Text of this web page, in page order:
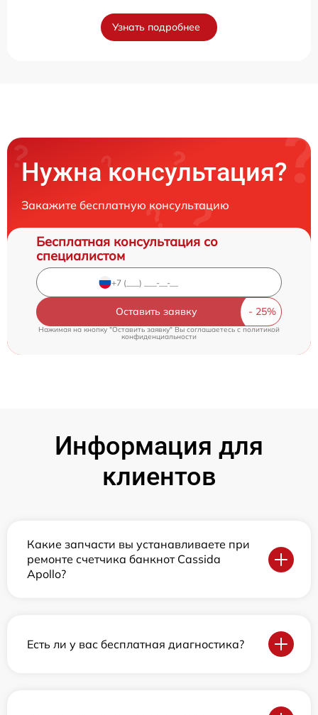
Узнать подробнее
Нужна консультация?
Закажите бесплатную консультацию
Бесплатная консультация со
специалистом
Оставить заявку
Нажимая на кнопку "Оставить заявку" Вы соглашаетесь cполитикой
конфиденциальности
Информация для
клиентов
Какие запчасти вы устанавливаете при
ремонте счетчика банкнот Cassida
Apollo?
Есть ли у вас бесплатная диагностика?